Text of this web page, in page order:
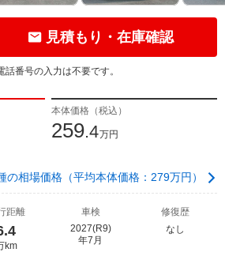
見積もり・在庫確認
番号の入力は不要です。
本体価格（税込）
259.4万円
の相場価格（平均本体価格：279万円）
距離
km
車検
2027(R9)
年7月
修復歴
なし